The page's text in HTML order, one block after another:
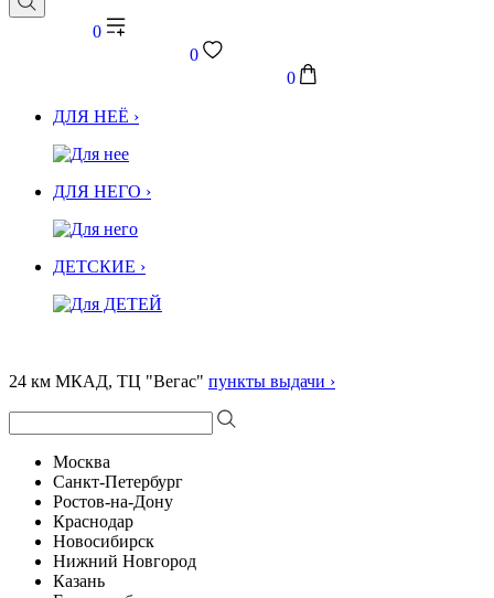
0
0
0
ДЛЯ НЕЁ ›
ДЛЯ НЕГО ›
ДЕТСКИЕ ›
24 км МКАД, ТЦ "Вегас" пункты выдачи ›
Москва
Санкт-Петербург
Ростов-на-Дону
Краснодар
Новосибирск
Нижний Новгород
Казань